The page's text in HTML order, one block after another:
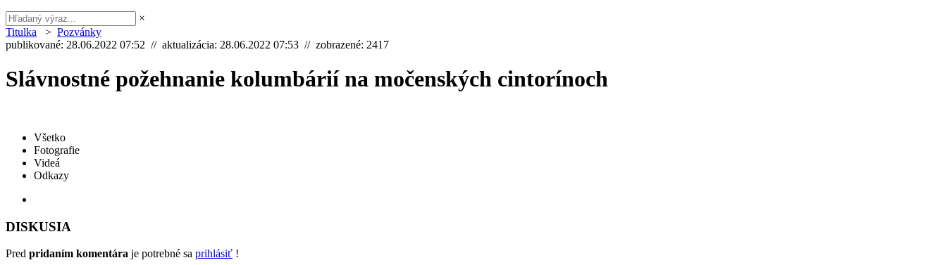
×
Titulka > Pozvánky
publikované: 28.06.2022 07:52 // aktualizácia: 28.06.2022 07:53 // zobrazené: 2417
Slávnostné požehnanie kolumbárií na močenských cintorínoch
Všetko
Fotografie
Videá
Odkazy
DISKUSIA
Pred pridaním komentára je potrebné sa prihlásiť !